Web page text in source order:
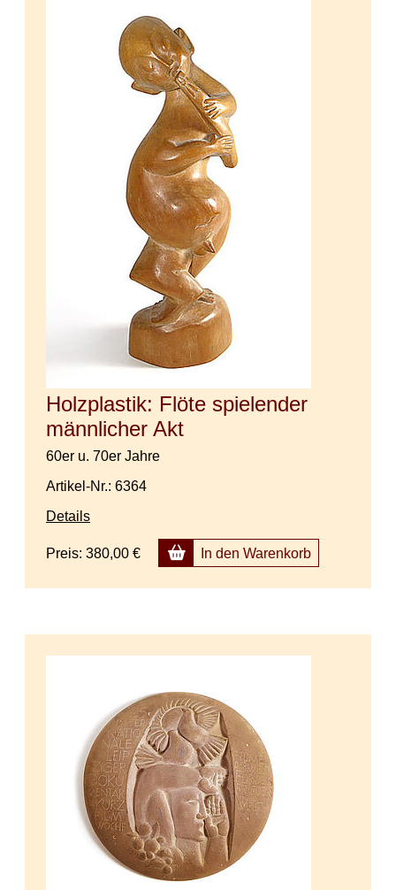
Holzplastik: Flöte spielender
männlicher Akt
60er u. 70er Jahre
Artikel-Nr.: 6364
Details
Preis: 380,00 € In den Warenkorb